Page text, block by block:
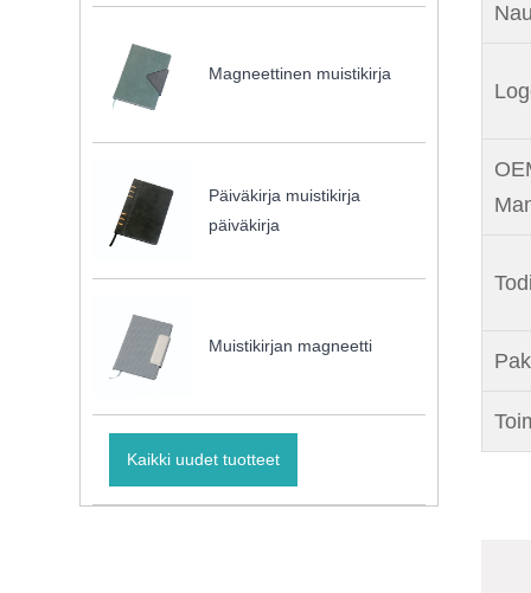
Magneettinen muistikirja
Päiväkirja muistikirja
päiväkirja
Muistikirjan magneetti
Kaikki uudet tuotteet